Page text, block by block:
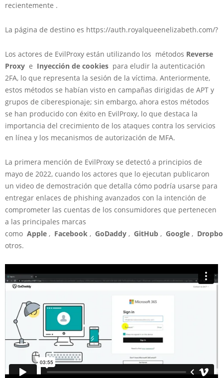
recientemente .
La página de destino es https://auth.royalqueenelizabeth.com/?
Los actores de EvilProxy están utilizando los métodos Reverse
Proxy e Inyección de cookies para eludir la autenticación
2FA, lo que representa la sesión de la víctima. Anteriormente,
estos métodos se habían visto en campañas dirigidas de APT y
grupos de ciberespionaje; sin embargo, ahora estos métodos
se han producido con éxito en EvilProxy, lo que destaca la
importancia del crecimiento de los ataques contra los servicios
en línea y los mecanismos de autorización de MFA.
La primera mención de EvilProxy se detectó a principios de
mayo de 2022, cuando los actores que lo ejecutan publicaron
un video de demostración que detalla cómo podría usarse para
entregar enlaces de phishing avanzados con la intención de
comprometer las cuentas de los consumidores que pertenecen
a las principales marcas
como Apple , Facebook , GoDaddy , GitHub , Google ,
otros.